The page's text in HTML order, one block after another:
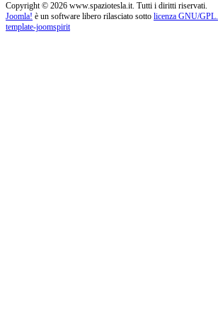
Copyright © 2026 www.spaziotesla.it. Tutti i diritti riservati.
Joomla! è un software libero rilasciato sotto licenza GNU/GPL.
template-joomspirit